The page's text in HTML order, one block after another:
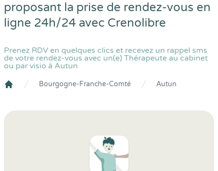
proposant la prise de rendez-vous en
ligne 24h/24 avec Crenolibre
Prenez RDV en quelques clics et recevez un rappel sms
de votre rendez-vous avec un(e) Thérapeute au cabinet
ou par visio à Autun
Bourgogne-Franche-Comté Autun